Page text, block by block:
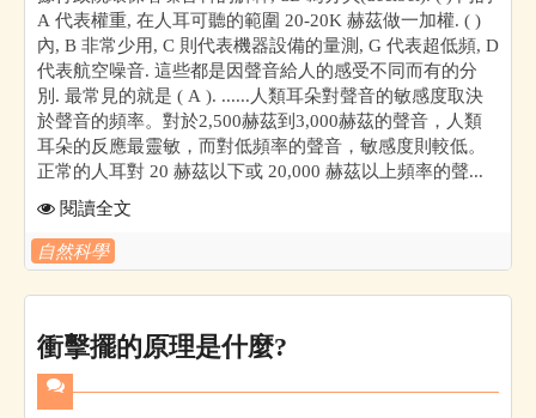
A 代表權重, 在人耳可聽的範圍 20-20K 赫茲做一加權. ( )
內, B 非常少用, C 則代表機器設備的量測, G 代表超低頻, D
代表航空噪音. 這些都是因聲音給人的感受不同而有的分
別. 最常見的就是 ( A ). ......人類耳朵對聲音的敏感度取決
於聲音的頻率。對於2,500赫茲到3,000赫茲的聲音，人類
耳朵的反應最靈敏，而對低頻率的聲音，敏感度則較低。
正常的人耳對 20 赫茲以下或 20,000 赫茲以上頻率的聲...
閱讀全文
自然科學
衝擊擺的原理是什麼?